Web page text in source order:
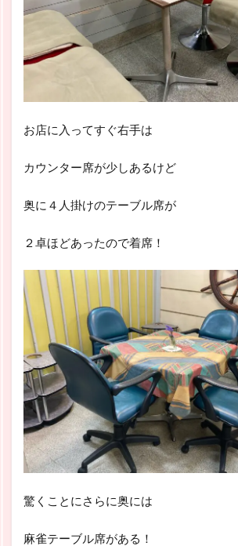
お店に入ってすぐ右手は
カウンター席が少しあるけど
奥に４人掛けのテーブル席が
２卓ほどあったので着席！
驚くことにさらに奥には
麻雀テーブル席がある！